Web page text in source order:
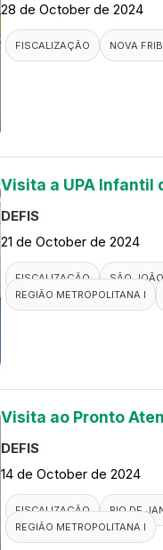
28 de October de 2024
FISCALIZAÇÃO NOVA
Visita a UPA Infantil
DEFIS
21 de October de 2024
FISCALIZAÇÃO SÃO
REGIÃO METROPOLITANA I
Visita ao Pronto
DEFIS
14 de October de 2024
FISCALIZAÇÃO RIO DE
REGIÃO METROPOLITANA I